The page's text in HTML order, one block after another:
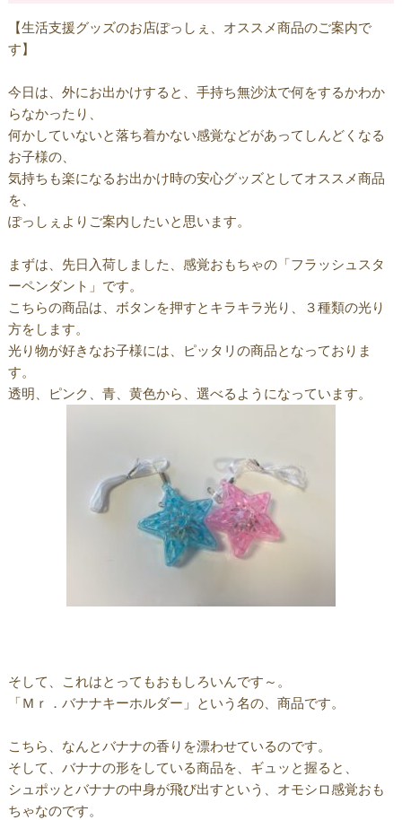
【生活支援グッズのお店ぽっしぇ、オススメ商品のご案内で
す】
今日は、外にお出かけすると、手持ち無沙汰で何をするかわか
らなかったり、
何かしていないと落ち着かない感覚などがあってしんどくなる
お子様の、
気持ちも楽になるお出かけ時の安心グッズとしてオススメ商品
を、
ぽっしぇよりご案内したいと思います。
まずは、先日入荷しました、感覚おもちゃの「フラッシュスタ
ーペンダント」です。
こちらの商品は、ボタンを押すとキラキラ光り、３種類の光り
方をします。
光り物が好きなお子様には、ピッタリの商品となっておりま
す。
透明、ピンク、青、黄色から、選べるようになっています。
そして、これはとってもおもしろいんです～。
「Ｍｒ．バナナキーホルダー」という名の、商品です。
こちら、なんとバナナの香りを漂わせているのです。
そして、バナナの形をしている商品を、ギュッと握ると、
シュポッとバナナの中身が飛び出すという、オモシロ感覚おも
ちゃなのです。